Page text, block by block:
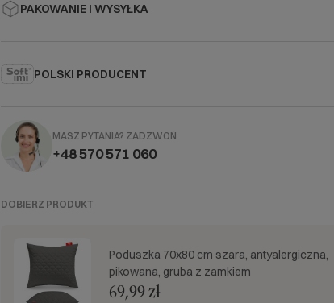
PAKOWANIE I WYSYŁKA
POLSKI PRODUCENT
MASZ PYTANIA? ZADZWOŃ
+48 570 571 060
DOBIERZ PRODUKT
Poduszka 70x80 cm szara, antyalergiczna,
pikowana, gruba z zamkiem
69,99 zł